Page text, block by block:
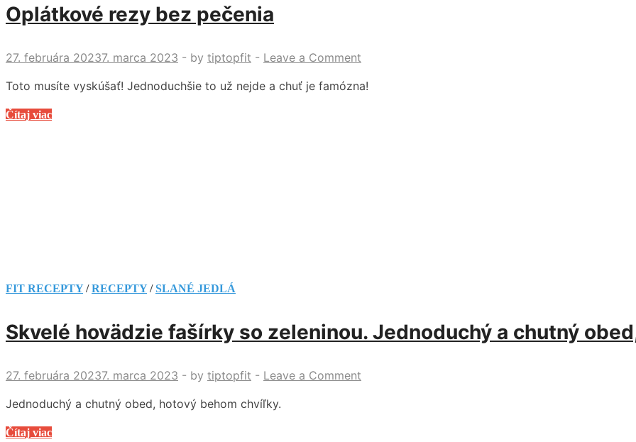
Oplátkové rezy bez pečenia
27. februára 20237. marca 2023 - by tiptopfit - Leave a Comment
Toto musíte vyskúšať! Jednoduchšie to už nejde a chuť je famózna!
Oplátkové
Čítaj viac
FIT RECEPTY/RECEPTY/SLANÉ JEDLÁ
Skvelé hovädzie fašírky so zeleninou. Jednoduchý a chutný
27. februára 20237. marca 2023 - by tiptopfit - Leave a Comment
Jednoduchý a chutný obed, hotový behom chvíľky.
Skvelé
Čítaj viac